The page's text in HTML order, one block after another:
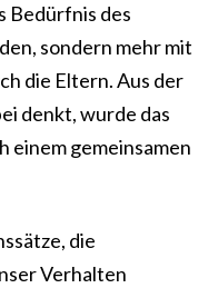
Bedürfnis des
sondern mehr mit
die Eltern. Aus der
denkt, wurde das
einem gemeinsamen
die
Verhalten